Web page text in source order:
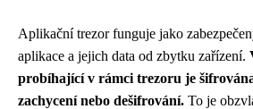
Aplikační trezor funguje jako
aplikace a jejich data od zbytku zařízení.
probíhající v rámci trezoru je
zachycení nebo dešifrování. To je